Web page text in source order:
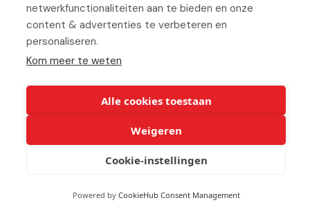
Partners
Contact
Werken bij ABC
© Copyright 2026 ABC-Groep |
Beheer uw
Privacy verklaring|Disclaimer
netwerkfunctionaliteiten aan te bieden en onze
content & advertenties te verbeteren en
personaliseren.
Kom meer te weten
Alle cookies toestaan
Weigeren
Cookie-instellingen
Powered by CookieHub Consent Management